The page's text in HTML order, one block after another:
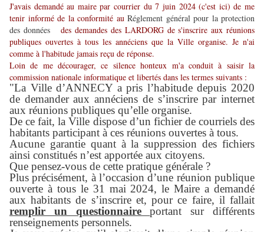
J'avais demandé au maire par courrier du 7 juin 2024 (c'est ici) de me
tenir informé de la conformité au Réglement général pour la protection
des données
des demandes des LARDORG de s'inscrire aux réunions
publiques ouvertes à tous les annéciens que la Ville organise. Je n'ai
comme à l'habitude jamais reçu de réponse.
Loin de me décourager, ce silence honteux m'a conduit à saisir la
commission nationale informatique et libertés dans les termes suivants :
"La Ville d’ANNECY a pris l’habitude depuis 2020
de demander aux annéciens de s’inscrire par internet
aux réunions publiques qu’elle organise.
De ce fait, la Ville dispose d’un fichier de courriels des
habitants participant à ces réunions ouvertes à tous.
Aucune garantie quant à la suppression des fichiers
ainsi constitués n’est apportée aux citoyens.
Que pensez-vous de cette pratique générale ?
Plus précisément, à l’occasion d’une réunion publique
ouverte à tous le 31 mai 2024, le Maire a demandé
aux habitants de s’inscrire et, pour ce faire, il fallait
remplir un questionnaireportant sur différents
renseignements personnels.